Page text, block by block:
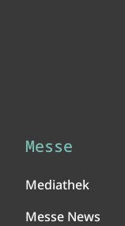
Messe
Mediathek
Messe News